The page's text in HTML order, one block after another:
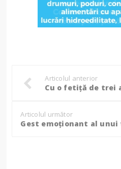
Articolul anterior
Articolul următor